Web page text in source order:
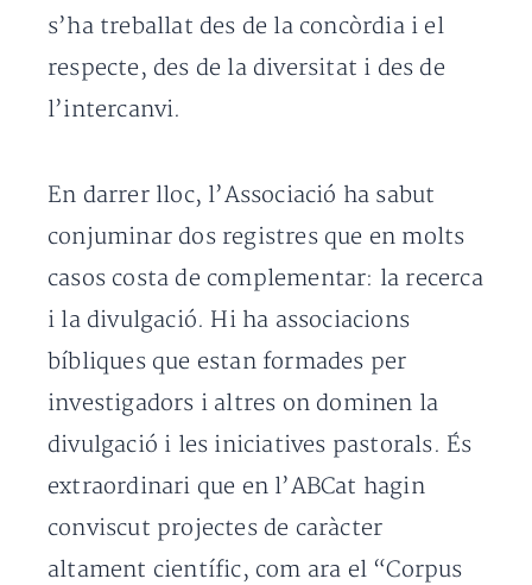
s’ha treballat des de la concòrdia i el
respecte, des de la diversitat i des de
l’intercanvi.
En darrer lloc, l’Associació ha sabut
conjuminar dos registres que en molts
casos costa de complementar: la recerca
i la divulgació. Hi ha associacions
bíbliques que estan formades per
investigadors i altres on dominen la
divulgació i les iniciatives pastorals. És
extraordinari que en l’ABCat hagin
conviscut projectes de caràcter
altament científic, com ara el “Corpus